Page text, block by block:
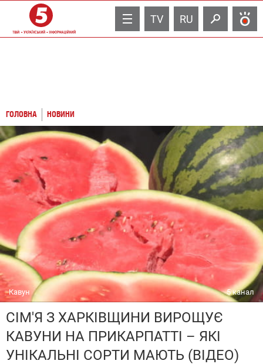
TV RU
ГОЛОВНА НОВИНИ
Кавун 5 канал
СІМ'Я З ХАРКІВЩИНИ ВИРОЩУЄ
КАВУНИ НА ПРИКАРПАТТІ – ЯКІ
УНІКАЛЬНІ СОРТИ МАЮТЬ (ВІДЕО)